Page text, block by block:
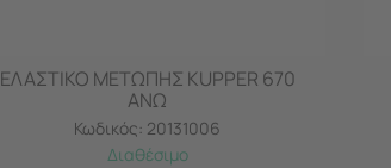
ΕΛΑΣΤΙΚΟ ΜΕΤΩΠΗΣ KUPPER 670
ΑΝΩ
Κωδικός: 20131006
Διαθέσιμο